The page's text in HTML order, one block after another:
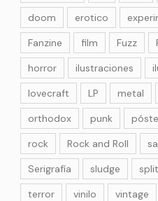
doom
erotico
Fanzine
film Fuzz
horror
ilustraciones
lovecraft
LP metal
orthodox
punk
rock
Rock and Roll
Serigrafía
sludge split
terror
vinilo vintage